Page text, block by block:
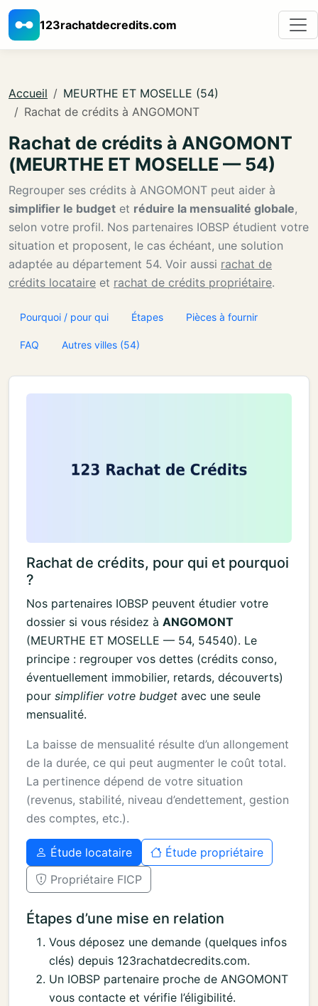
123rachatdecredits.com
Accueil
MEURTHE ET MOSELLE (54)
Rachat de crédits à ANGOMONT
Rachat de crédits à ANGOMONT
(MEURTHE ET MOSELLE — 54)
Regrouper ses crédits à ANGOMONT peut aider à
simplifier le budget et réduire la mensualité globale,
selon votre profil. Nos partenaires IOBSP étudient votre
situation et proposent, le cas échéant, une solution
adaptée au département 54. Voir aussi rachat de
crédits locataire et rachat de crédits propriétaire.
Pourquoi / pour qui Étapes Pièces à fournir
FAQ Autres villes (54)
Rachat de crédits, pour qui et pourquoi
?
Nos partenaires IOBSP peuvent étudier votre
dossier si vous résidez à ANGOMONT
(MEURTHE ET MOSELLE — 54, 54540). Le
principe : regrouper vos dettes (crédits conso,
éventuellement immobilier, retards, découverts)
pour simplifier votre budget avec une seule
mensualité.
La baisse de mensualité résulte d’un allongement
de la durée, ce qui peut augmenter le coût total.
La pertinence dépend de votre situation
(revenus, stabilité, niveau d’endettement, gestion
des comptes, etc.).
Étude locataire
Étude propriétaire
Propriétaire FICP
Étapes d’une mise en relation
Vous déposez une demande (quelques infos
clés) depuis 123rachatdecredits.com.
Un IOBSP partenaire proche de ANGOMONT
vous contacte et vérifie l’éligibilité.